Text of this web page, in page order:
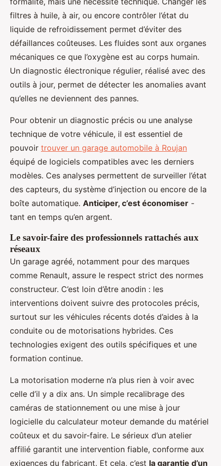
filtres à huile, à air, ou encore contrôler l’état du
liquide de refroidissement permet d’éviter des
défaillances coûteuses. Les fluides sont aux organes
mécaniques ce que l’oxygène est au corps humain.
Un diagnostic électronique régulier, réalisé avec des
outils à jour, permet de détecter les anomalies avant
qu’elles ne deviennent des pannes.
Pour obtenir un diagnostic précis ou une analyse
technique de votre véhicule, il est essentiel de
pouvoir trouver un garage automobile à Roujan
équipé de logiciels compatibles avec les derniers
modèles. Ces analyses permettent de surveiller l’état
des capteurs, du système d’injection ou encore de la
boîte automatique. Anticiper, c’est économiser -
tant en temps qu’en argent.
Le savoir-faire des professionnels rattachés aux
réseaux
Un garage agréé, notamment pour des marques
comme Renault, assure le respect strict des normes
constructeur. C’est loin d’être anodin : les
interventions doivent suivre des protocoles précis,
surtout sur les véhicules récents dotés d’aides à la
conduite ou de motorisations hybrides. Ces
technologies exigent des outils spécifiques et une
formation continue.
La motorisation moderne n’a plus rien à voir avec
celle d’il y a dix ans. Un simple recalibrage des
caméras de stationnement ou une mise à jour
logicielle du calculateur moteur demande du matériel
coûteux et du savoir-faire. Le sérieux d’un atelier
affilié garantit une intervention fiable, conforme aux
exigences du fabricant. Et cela, c’est la garantie d’un